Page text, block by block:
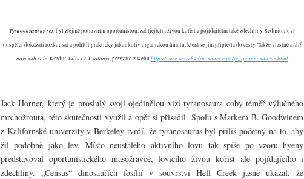
Tyrannosaurus rexbyl zřejmě potravním oportunistou, zabíjejícím živou kořist a pojídajícím také zdechliny. Sedmitunoví
dospělci dokázali rozkousat a pohltit prakticky jakoukoliv organickou hmotu, která se jim připletla do cesty. Takže vlastněnihil
novi sub sole. Kredit: Julius T. Csotonyi, převzato z webu http://www.search4dinosaurs.com/jc_tyrannosaurus.html
Jack Horner, který je proslulý svojí ojedinělou vizí tyranosaura coby téměř výlučného
mrchožrouta, této skutečnosti využil a opět si přisadil. Spolu s Markem B. Goodwinem
z Kalifornské univerzity v Berkeley tvrdí, že tyranosaurus byl příliš početný na to, aby
žil podobně jako lev. Místo neustálého aktivního lovu tak spíše po vzoru hyeny
představoval oportunistického masožravce, lovícího živou kořist ale pojídajícího i
zdechliny. „Census“ dinosauřích fosílií v souvrství Hell Creek jasně ukázal, že